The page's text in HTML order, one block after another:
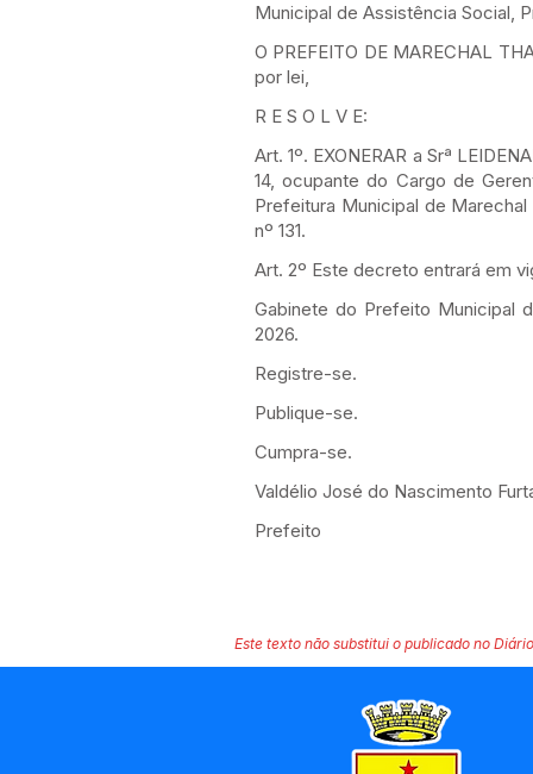
Municipal de Assistência Social,
O PREFEITO DE MARECHAL
por lei,
R E S O L V E:
Art. 1º. EXONERAR a Srª
14, ocupante do Cargo de
Prefeitura Municipal de
nº 131.
Art. 2º Este decreto entrará em
Gabinete do Prefeito Municipal
2026.
Registre-se.
Publique-se.
Cumpra-se.
Valdélio José do Nascimento
Prefeito
Este texto não substitui o publicado no